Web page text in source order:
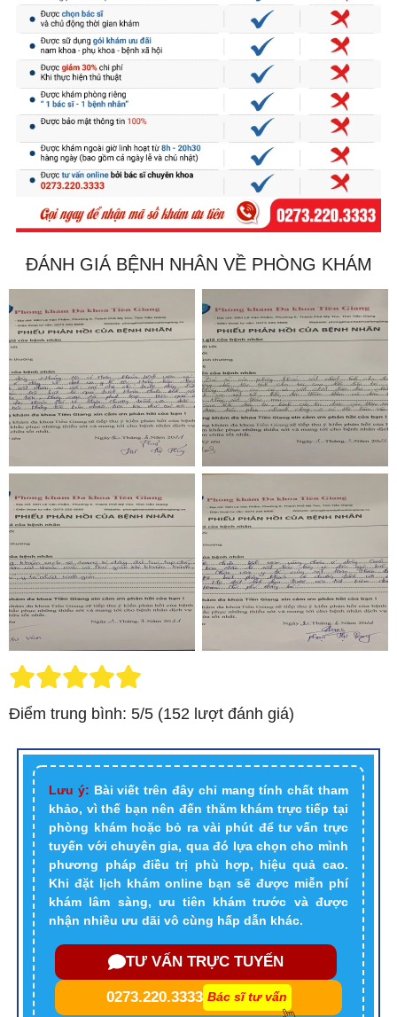
ĐÁNH GIÁ BỆNH NHÂN VỀ PHÒNG KHÁM
Điểm trung bình: 5/5 (152 lượt đánh giá)
Lưu ý: Bài viết trên đây chỉ mang tính chất tham
khảo, vì thế bạn nên đến thăm khám trực tiếp tại
phòng khám hoặc bỏ ra vài phút để tư vấn trực
tuyến với chuyên gia, qua đó lựa chọn cho mình
phương pháp điều trị phù hợp, hiệu quả cao.
Khi đặt lịch khám online bạn sẽ được miễn phí
khám lâm sàng, ưu tiên khám trước và được
nhận nhiều ưu dãi vô cùng hấp dẫn khác.
TƯ VẤN TRỰC TUYẾN
0273.220.3333 Bác sĩ tư vấn